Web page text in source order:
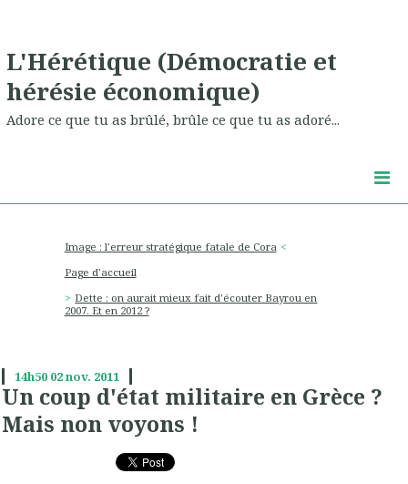
L'Hérétique (Démocratie et
hérésie économique)
Adore ce que tu as brûlé, brûle ce que tu as adoré...
Image : l'erreur stratégique fatale de Cora
Page d'accueil
Dette : on aurait mieux fait d'écouter Bayrou en
2007. Et en 2012 ?
14h50 02nov. 2011
Un coup d'état militaire en Grèce ?
Mais non voyons !